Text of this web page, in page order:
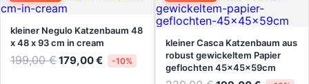
kleiner Negulo Katzenbaum 48
x 48 x 93 cm in cream
199,00€Ursprünglicher
Preis
179,00€Aktueller
Preis
-10%
kleiner Casca Katzenbaum aus
robust gewickeltem Papier
geflochten 45x45x59cm